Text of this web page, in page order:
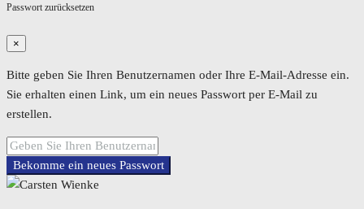
Passwort zurücksetzen
×
Bitte geben Sie Ihren Benutzernamen oder Ihre E-Mail-Adresse ein.
Sie erhalten einen Link, um ein neues Passwort per E-Mail zu
erstellen.
Bekomme ein neues Passwort